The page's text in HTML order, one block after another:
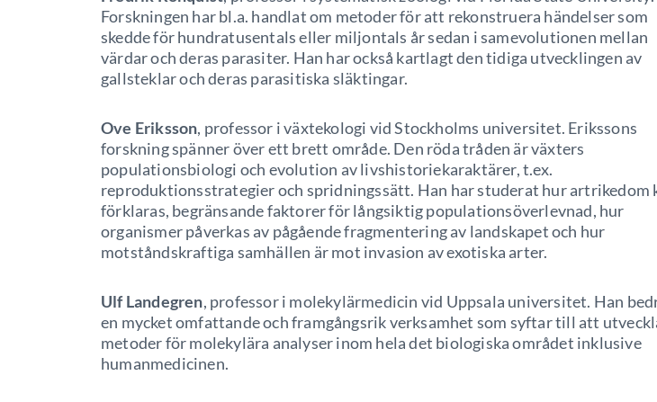
Forskningen har bl.a. handlat om metoder för att rekonstruera händelser som
skedde för hundratusentals eller miljontals år sedan i samevolutionen mellan
värdar och deras parasiter. Han har också kartlagt den tidiga utvecklingen av
gallsteklar och deras parasitiska släktingar.
Ove Eriksson, professor i växtekologi vid Stockholms universitet. Erikssons
forskning spänner över ett brett område. Den röda tråden är växters
populationsbiologi och evolution av livshistoriekaraktärer, t.ex.
reproduktionsstrategier och spridningssätt. Han har studerat hur artrikedom
förklaras, begränsande faktorer för långsiktig populationsöverlevnad, hur
organismer påverkas av pågående fragmentering av landskapet och hur
motståndskraftiga samhällen är mot invasion av exotiska arter.
Ulf Landegren, professor i molekylärmedicin vid Uppsala universitet. Han
en mycket omfattande och framgångsrik verksamhet som syftar till att
metoder för molekylära analyser inom hela det biologiska området inklusive
humanmedicinen.